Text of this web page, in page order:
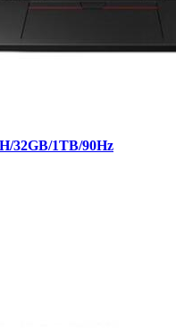
32GB/1TB/90Hz